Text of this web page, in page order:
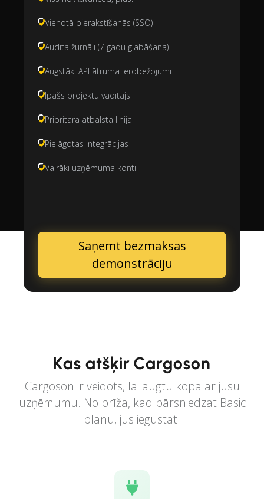
Vienotā pierakstīšanās (SSO)
Audita žurnāli (7 gadu glabāšana)
Augstāki API ātruma ierobežojumi
Īpašs projektu vadītājs
Prioritāra atbalsta līnija
Pielāgotas integrācijas
Vairāki uzņēmuma konti
Saņemt bezmaksas
demonstrāciju
Kas atšķir Cargoson
Cargoson ir veidots, lai augtu kopā ar jūsu
uzņēmumu. No brīža, kad pārsniedzat Basic
plānu, jūs iegūstat: